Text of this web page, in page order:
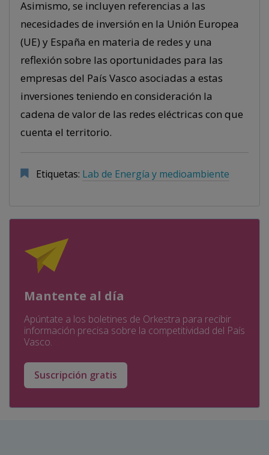
Asimismo, se incluyen referencias a las
necesidades de inversión en la Unión Europea
(UE) y España en materia de redes y una
reflexión sobre las oportunidades para las
empresas del País Vasco asociadas a estas
inversiones teniendo en consideración la
cadena de valor de las redes eléctricas con que
cuenta el territorio.
Etiquetas: Lab de Energía y medioambiente
Mantente al día
Apúntate a los boletines de Orkestra para recibir
información precisa sobre la competitividad del País
Vasco.
Suscripción gratis